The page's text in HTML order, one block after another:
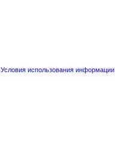
Условия использования информации